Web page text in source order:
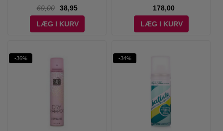
69,00
38,95
LÆG I KURV
178,00
LÆG I KURV
-36% -34%